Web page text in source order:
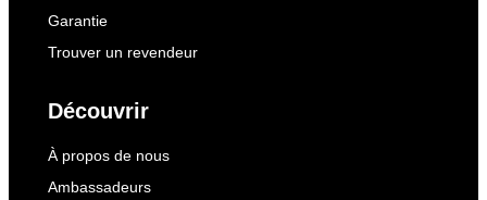
Garantie
Trouver un revendeur
Découvrir
À propos de nous
Ambassadeurs